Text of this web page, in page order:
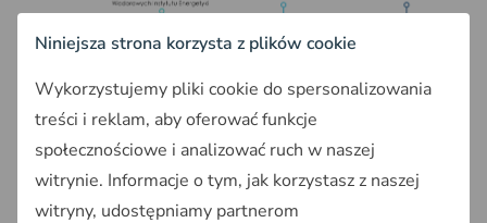
Działania w zakresie wodoru w latach 2021-2030 – źródło: Projekt
Polskiej Strategii Wodorowej do roku 2030 z perspektywą na 2040r.
W dokumencie poruszono aspekty dotyczące
Niniejsza strona korzysta z plików cookie
Wykorzystujemy pliki cookie do spersonalizowania
treści i reklam, aby oferować funkcje
społecznościowe i analizować ruch w naszej
witrynie. Informacje o tym, jak korzystasz z naszej
witryny, udostępniamy partnerom